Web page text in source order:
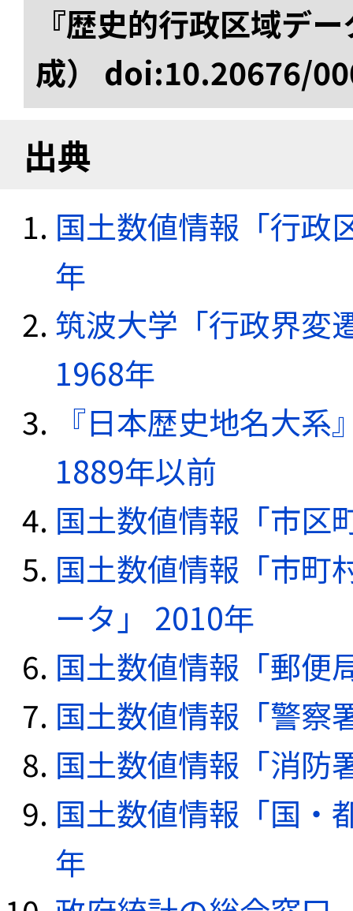
『歴史的行政区域デ
成） doi:10.20676/
出典
国土数値情報「行政
年
筑波大学「行政界変
1968年
『日本歴史地名大
1889年以前
国土数値情報「市区
国土数値情報「市町
ータ」 2010年
国土数値情報「郵便
国土数値情報「警察
国土数値情報「消防
国土数値情報「国・
年